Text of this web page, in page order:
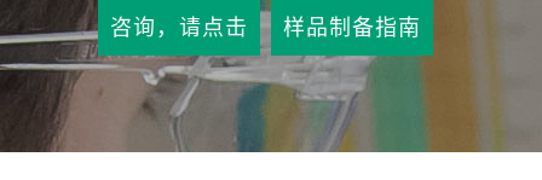
咨询，请点击 样品制备指南